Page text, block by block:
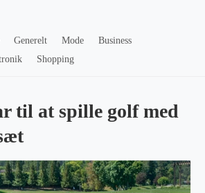
Generelt Mode
Business
Shopping
til at spille golf med